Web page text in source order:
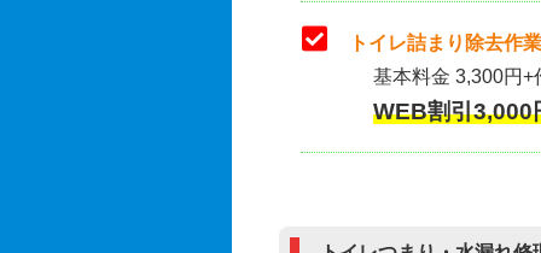
トイレ詰まり除去作
基本料金 3,300円+
WEB割引